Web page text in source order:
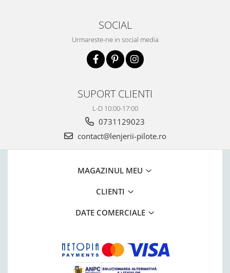
SOCIAL
Urmareste-ne in social media
SUPORT CLIENTI
L-D 10:00-17:00
0731129023
contact@lenjerii-pilote.ro
MAGAZINUL MEU
CLIENTI
DATE COMERCIALE